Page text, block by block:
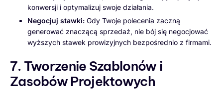
konwersji i optymalizuj swoje działania.
Negocjuj stawki: Gdy Twoje polecenia zaczną
generować znaczącą sprzedaż, nie bój się negocjować
wyższych stawek prowizyjnych bezpośrednio z firmami.
7. Tworzenie Szablonów i
Zasobów Projektowych